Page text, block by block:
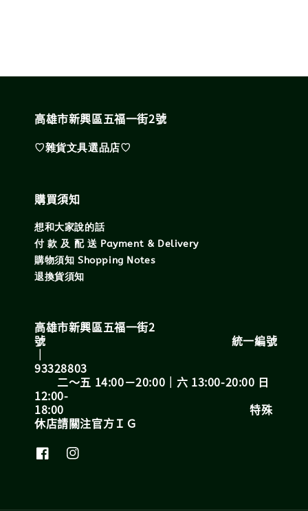
高雄市新興區五福一街2號
♡雜貨文具選品店♡
購買須知
想和大家說的話
付 款 及 配 送 Payment & Delivery
購物須知 Shopping Notes
退換貨須知
高雄市新興區五福一街2
號 統一編號
｜
93328803
二～五 14:00－20:00｜六 13:00-20:00 日
12:00-
18:00 特殊
休店請關注官方ＩＧ